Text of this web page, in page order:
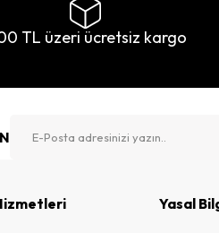
TL üzeri ücretsiz kargo
Yasal